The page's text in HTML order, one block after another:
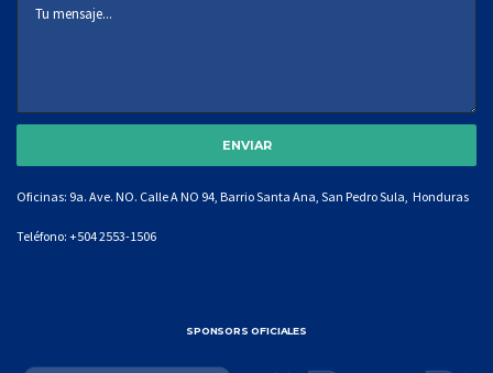
Oficinas: 9a. Ave. NO. Calle A NO 94, Barrio Santa Ana, San Pedro Sula, Honduras
Teléfono: +504 2553-1506
SPONSORS OFICIALES